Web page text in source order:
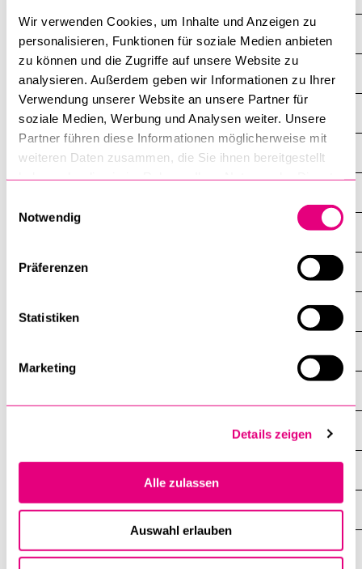
Wir verwenden Cookies, um Inhalte und Anzeigen zu
personalisieren, Funktionen für soziale Medien anbieten
zu können und die Zugriffe auf unsere Website zu
analysieren. Außerdem geben wir Informationen zu Ihrer
Verwendung unserer Website an unsere Partner für
soziale Medien, Werbung und Analysen weiter. Unsere
Partner führen diese Informationen möglicherweise mit
weiteren Daten zusammen, die Sie ihnen bereitgestellt
Notwendig
Präferenzen
Statistiken
Marketing
Details zeigen
Alle zulassen
Auswahl erlauben
Übersicht
>> Übergreifende Strukturen
Äthiopisch-orthodoxe Kirche (Tewahedo)
Christengemeinschaft – Anthroposophische Gesellschaft
Christkatholische Kirche (Altkatholiken)
Eglise française
Eritreische Tewahedo-Kirche St. Maria Emmenbrücke
Evangelisch-reformierte Landeskirche
FEG Emmen